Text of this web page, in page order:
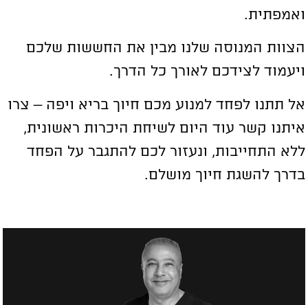
המנוסה שלנו מבין את החששות שלכם
לצידכם לאורך כל הדרך.
תתנו לפחד למנוע מכם חיוך בריא ויפה – צרו
קשר עוד היום לשיחת היכרות ראשונית,
התחייבות, ונעזור לכם להתגבר על הפחד
להשגת חיוך מושלם.